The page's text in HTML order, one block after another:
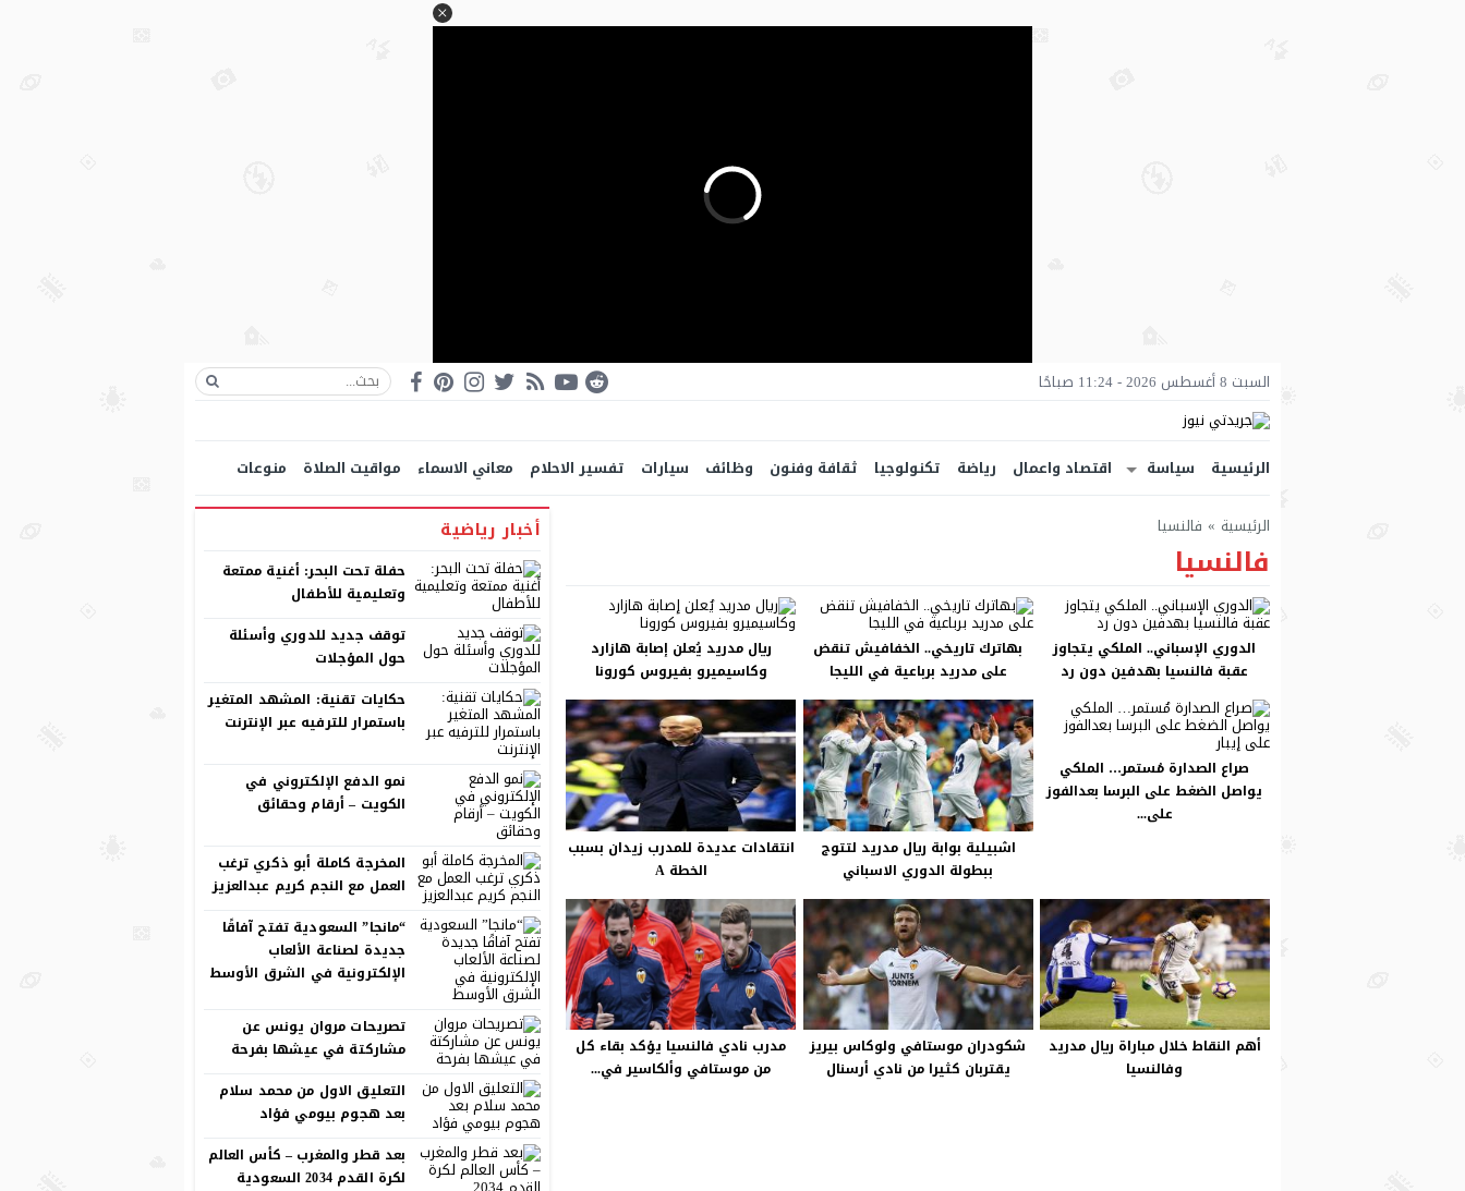
السبت 8 أغسطس 2026 - 11:24 صباحًا
الرئيسية سياسة اقتصاد واعمال رياضة تكنولوجيا ثقافة وفنون وظائف سيارات تفسير الاحلام معاني الاسماء مواقيت الصلاة منوعات
الرئيسية » فالنسيا
فالنسيا
الدوري الإسباني.. الملكي يتجاوز
عقبة فالنسيا بهدفين دون رد
بهاترك تاريخي.. الخفافيش تنقض
على مدريد برباعية في الليجا
ريال مدريد يُعلن إصابة هازارد
وكاسيميرو بفيروس كورونا
صراع الصدارة مُستمر… الملكي
يواصل الضغط على البرسا بعدالفوز
على...
اشبيلية بوابة ريال مدريد لتتوج
ببطولة الدوري الاسباني
انتقادات عديدة للمدرب زيدان بسبب
الخطة A
أهم النقاط خلال مباراة ريال مدريد
وفالنسيا
شكودران موستافي ولوكاس بيريز
يقتربان كثيرا من نادي أرسنال
مدرب نادي فالنسيا يؤكد بقاء كل
من موستافي وألكاسير في...
أخبار رياضية
حفلة تحت البحر: أغنية ممتعة
وتعليمية للأطفال
توقف جديد للدوري وأسئلة
حول المؤجلات
حكايات تقنية: المشهد المتغير
باستمرار للترفيه عبر الإنترنت
نمو الدفع الإلكتروني في
الكويت – أرقام وحقائق
المخرجة كاملة أبو ذكري ترغب
العمل مع النجم كريم عبدالعزيز
“مانجا” السعودية تفتح آفاقًا
جديدة لصناعة الألعاب
الإلكترونية في الشرق الأوسط
تصريحات مروان يونس عن
مشاركتة في عيشها بفرحة
التعليق الاول من محمد سلام
بعد هجوم بيومي فؤاد
بعد قطر والمغرب – كأس العالم
لكرة القدم 2034 السعودية